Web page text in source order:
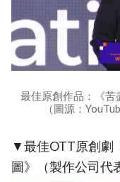
最佳原創作品：《苦
（圖源：
▼最佳OTT原創劇
圖》（製作公司代